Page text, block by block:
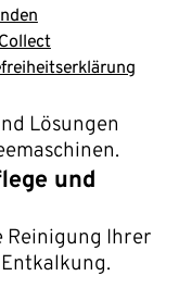
Lösungen
und
Reinigung Ihrer